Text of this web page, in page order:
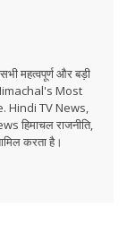
महत्वपूर्ण और बड़ी
Most
Hindi TV News,
हिमाचल राजनीति,
करता है।